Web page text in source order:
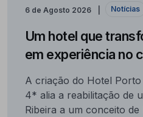
6 de Agosto 2026 Notícias
Um hotel que
em experiência no
A criação do Hotel
4* alia a reabilitação de
Ribeira a um conceito de